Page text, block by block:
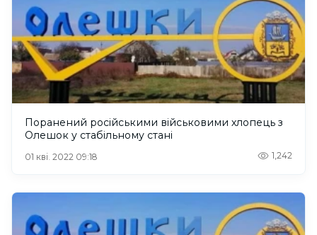
Поранений російськими військовими хлопець з
Олешок у стабільному стані
01 кві. 2022 09:18 1,242